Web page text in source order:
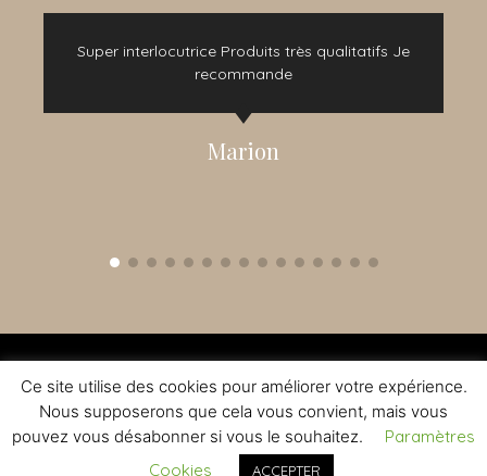
Super interlocutrice Produits très qualitatifs Je
recommande
Marion
CGV-MENTIONS LÉGALES
L'ABUS D'ALCOOL EST DANGEREUX A LA SANTE - A CONSOMMER AVEC
MODERATION
Ce site utilise des cookies pour améliorer votre expérience.
Nous supposerons que cela vous convient, mais vous
pouvez vous désabonner si vous le souhaitez.
Paramètres
Cookies
ACCEPTER